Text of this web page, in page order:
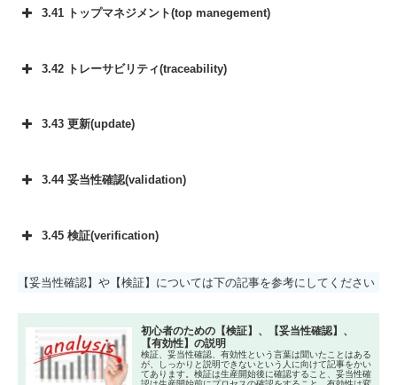
3.41 トップマネジメント(top manegement)
3.42 トレーサビリティ(traceability)
3.43 更新(update)
3.44 妥当性確認(validation)
3.45 検証(verification)
【妥当性確認】や【検証】については下の記事を参考にしてください
初心者のための【検証】、【妥当性確認】、
【有効性】の説明
検証、妥当性確認、有効性という言葉は聞いたことはある
が、しっかりと説明できないという人に向けて記事をかい
てあります。検証は生産開始後に確認すること、妥当性確